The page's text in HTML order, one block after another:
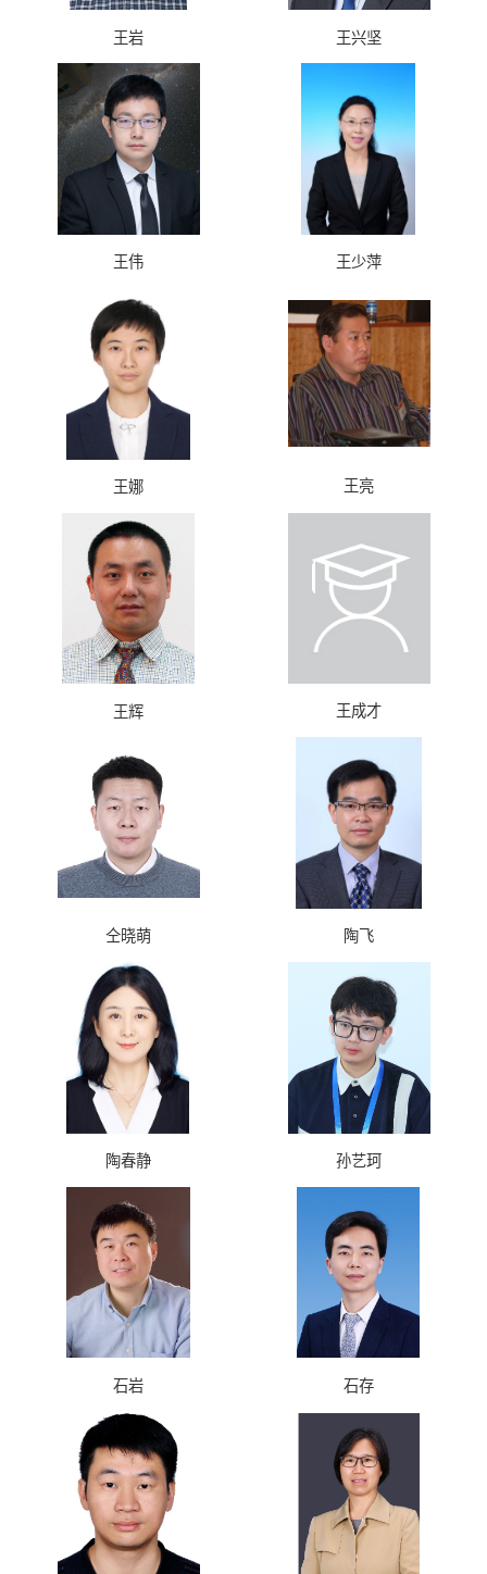
王岩 王兴坚
王伟 王少萍
王娜 王亮
王辉 王成才
仝晓萌 陶飞
陶春静 孙艺珂
石岩 石存